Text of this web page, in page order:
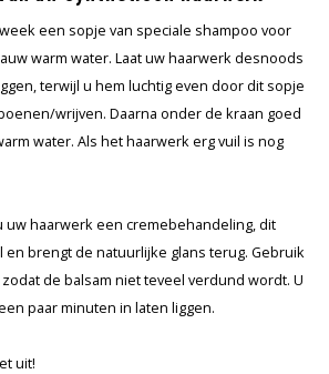
een sopje van speciale shampoo voor
warm water. Laat uw haarwerk desnoods
terwijl u hem luchtig even door dit sopje
wrijven. Daarna onder de kraan goed
water. Als het haarwerk erg vuil is nog
uw haarwerk een cremebehandeling, dit
brengt de natuurlijke glans terug. Gebruik
de balsam niet teveel verdund wordt. U
paar minuten in laten liggen.
uit!